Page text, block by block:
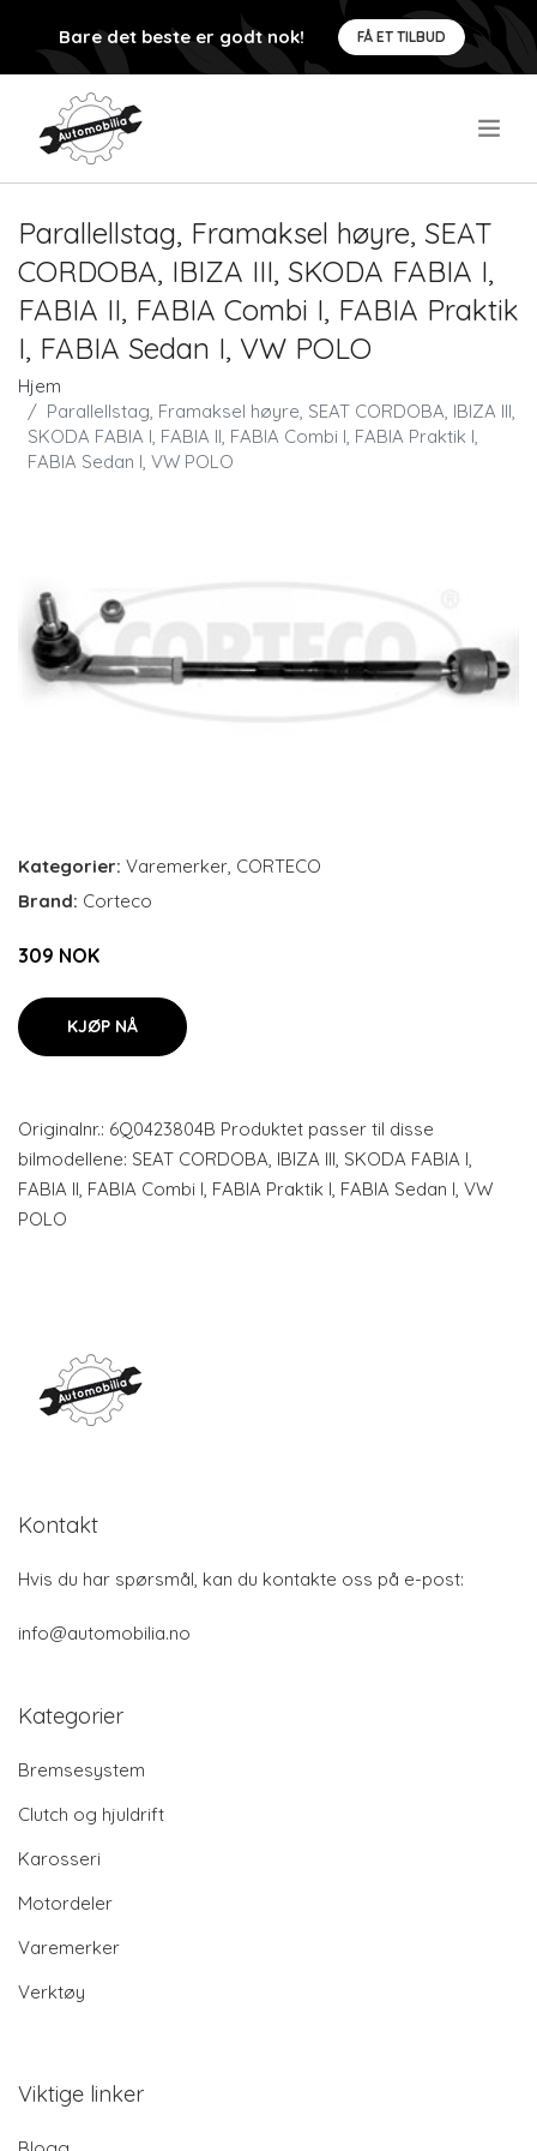
Bare det beste er godt nok! FÅ ET TILBUD
Parallellstag, Framaksel høyre, SEAT
CORDOBA, IBIZA III, SKODA FABIA I,
FABIA II, FABIA Combi I, FABIA Praktik
I, FABIA Sedan I, VW POLO
Hjem
Parallellstag, Framaksel høyre, SEAT CORDOBA, IBIZA III,
SKODA FABIA I, FABIA II, FABIA Combi I, FABIA Praktik I,
FABIA Sedan I, VW POLO
Kategorier: Varemerker CORTECO
Brand: Corteco
309 NOK
KJØP NÅ
Originalnr.: 6Q0423804B Produktet passer til disse
bilmodellene: SEAT CORDOBA, IBIZA III, SKODA FABIA I,
FABIA II, FABIA Combi I, FABIA Praktik I, FABIA Sedan I, VW
POLO
Kontakt
Hvis du har spørsmål, kan du kontakte oss på e-post:
info@automobilia.no
Kategorier
Bremsesystem
Clutch og hjuldrift
Karosseri
Motordeler
Varemerker
Verktøy
Viktige linker